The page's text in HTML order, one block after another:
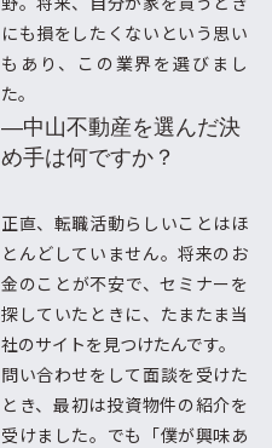
にも損をしたくないという思い
もあり、この業界を選びまし
た。
―中山不動産を選んだ決
め手は何ですか？
正直、転職活動らしいことはほ
とんどしていません。将来のお
金のことが不安で、セミナーを
探していたときに、たまたま当
社のサイトを見つけたんです。
問い合わせをして面談を受けた
とき、最初は投資物件の紹介を
受けました。でも「僕が興味あ